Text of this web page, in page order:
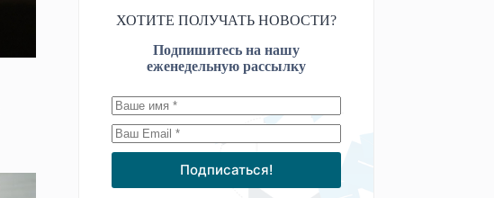
ХОТИТЕ ПОЛУЧАТЬ НОВОСТИ?
Подпишитесь на нашу
еженедельную рассылку
Подписаться!